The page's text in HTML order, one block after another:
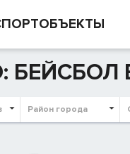
Район города